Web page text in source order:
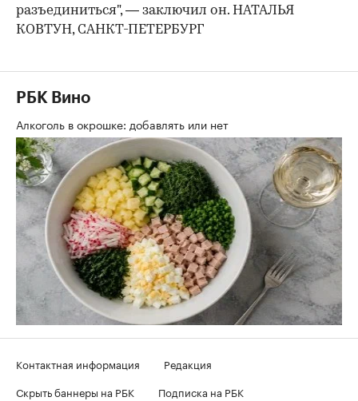
разъединиться", — заключил он. НАТАЛЬЯ
КОВТУН, САНКТ-ПЕТЕРБУРГ
РБК Вино
Алкоголь в окрошке: добавлять или нет
Контактная информация
Редакция
Скрыть баннеры на РБК
Подписка на РБК